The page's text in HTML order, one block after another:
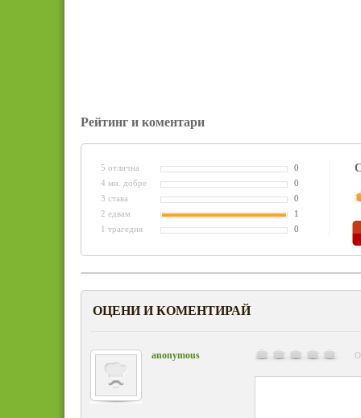
Рейтинг и коментари
5 отлична
0
4 мн. добре
0
3 става
0
2 едвам
1
1 трагедия
0
ОЦЕНИ И КОМЕНТИРАЙ
anonymous